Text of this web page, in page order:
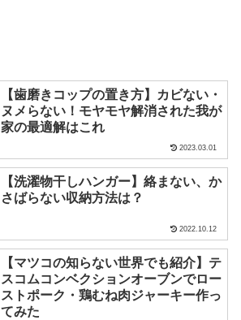
【歯磨きコップの置き方】カビない・
ヌメらない！モヤモヤ解消された我が
家の最適解はこれ
2023.03.01
【洗濯物干しハンガー】絡まない、か
さばらない収納方法は？
2022.10.12
【マツコの知らない世界でも紹介】テ
スコムコンベクションオーブンでロー
ストポーク・鶏むね肉ジャーキー作っ
てみた